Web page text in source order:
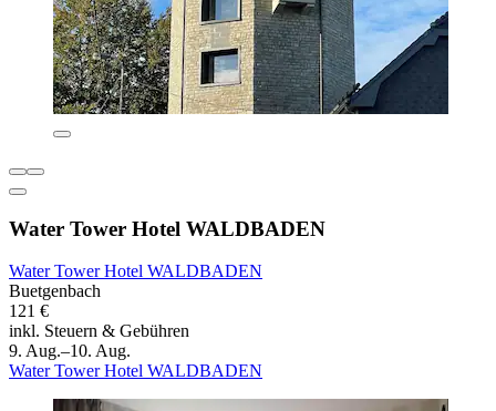
Water Tower Hotel WALDBADEN
Water Tower Hotel WALDBADEN
Buetgenbach
121 €
inkl. Steuern & Gebühren
9. Aug.–10. Aug.
Water Tower Hotel WALDBADEN